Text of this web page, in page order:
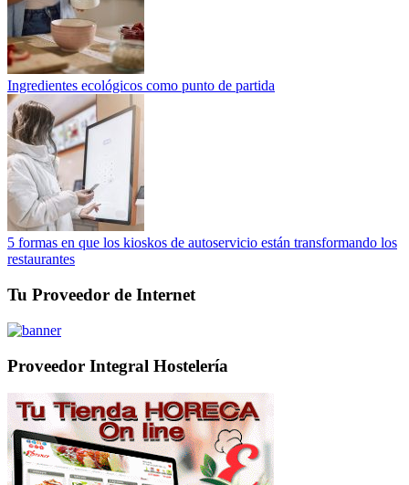
Ingredientes ecológicos como punto de partida
5 formas en que los kioskos de autoservicio están transformando los
restaurantes
Tu Proveedor de Internet
Proveedor Integral Hostelería